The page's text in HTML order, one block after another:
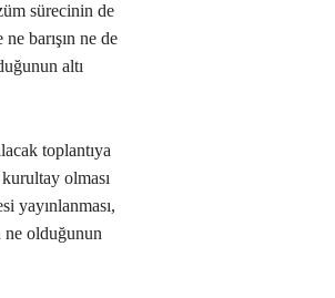
sürecinin de
barışın ne de
altı
toplantıya
olması
yayınlanması,
ne olduğunun